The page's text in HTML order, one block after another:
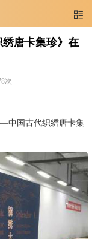

唐卡集珍》在
次
中国古代织绣唐卡集